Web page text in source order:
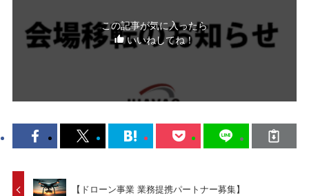
この記事が気に入ったら
いいねしてね！
【ドローン事業 業務提携パートナー募集】